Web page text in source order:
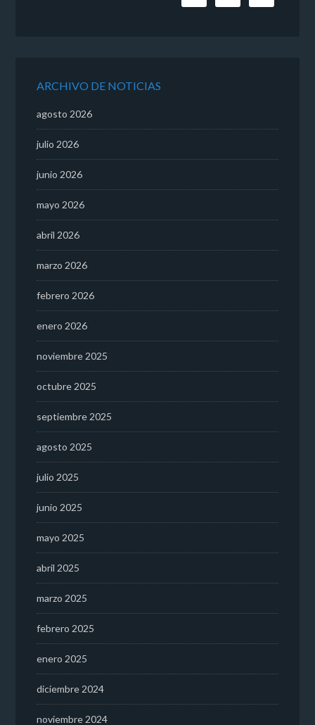
ARCHIVO DE NOTICIAS
agosto 2026
julio 2026
junio 2026
mayo 2026
abril 2026
marzo 2026
febrero 2026
enero 2026
noviembre 2025
octubre 2025
septiembre 2025
agosto 2025
julio 2025
junio 2025
mayo 2025
abril 2025
marzo 2025
febrero 2025
enero 2025
diciembre 2024
noviembre 2024